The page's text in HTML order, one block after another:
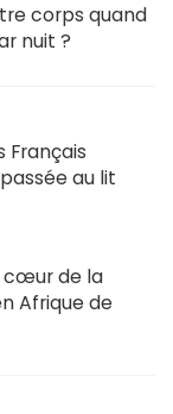
corps quand
nuit ?
Français
au lit
Afrique de